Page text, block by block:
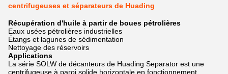
centrifugeuses et séparateurs de Huading
Récupération d'huile à partir de boues pétrolières
Eaux usées pétrolières industrielles
Étangs et lagunes de sédimentation
Nettoyage des réservoirs
Applications
La série SOLW de décanteurs de Huading Separator est une
centrifugeuse à paroi solide horizontale en fonctionnement